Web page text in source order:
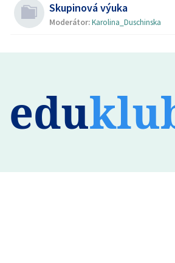
Skupinová výuka
Moderátor:Karolina_Duschinska
edu